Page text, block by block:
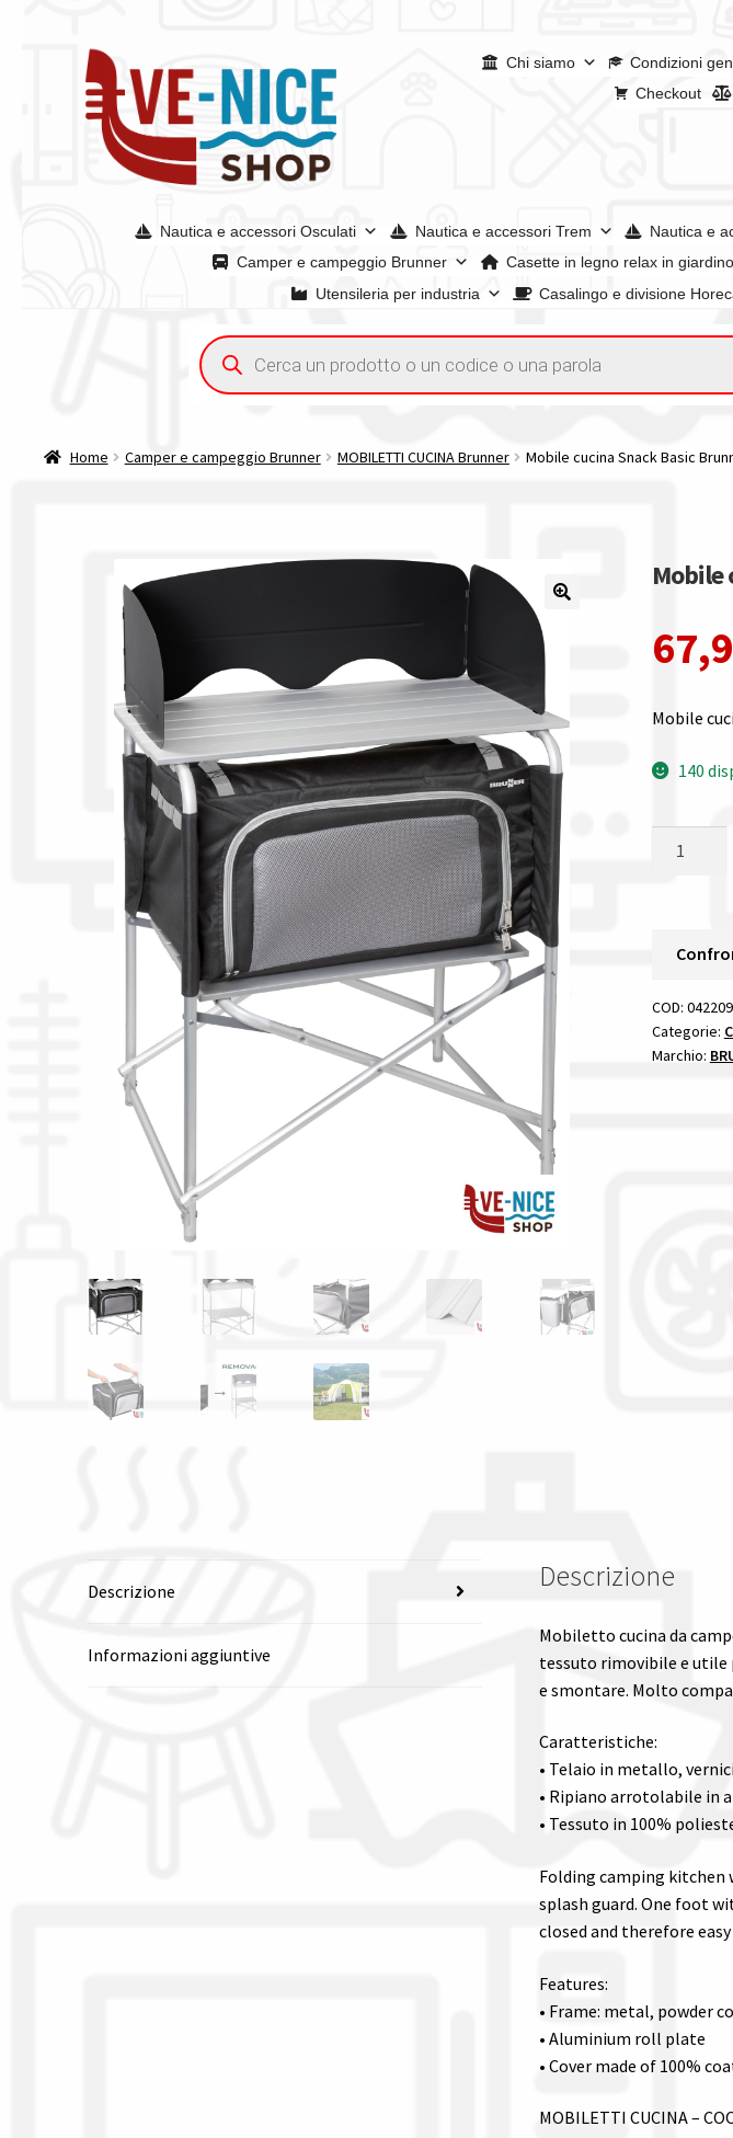
alla
navigazione
contenuto
Chi siamo Condizioni
Checkout
Nautica e accessori Osculati Nautica e accessori Trem Nautica e
Camper e campeggio Brunner
Casette in legno relax in giardino
Utensileria per industria
Casalingo e divisione
Acquisto iva 4% (agevolata)Chi siamoCondizioni generaliConfrontaConfrontaI
Spedizioni in europaSpedizioni in italiaTutte le categorie dei prodottiWishlistCheckout
Ricerca
prodotti
Home Camper e campeggio Brunner MOBILETTI CUCINA Brunner Mobile cucina Snack Basic
Mobile
Mobile
140
Brunner
CUCINA
quantità
COD:
Categorie:
Marchio:
Descrizione
Informazioni aggiuntive
Descrizione
Mobiletto cucina da
tessuto rimovibile e utile
e smontare. Molto
Caratteristiche:
• Telaio in metallo,
• Ripiano arrotolabile in
• Tessuto in 100%
Folding camping kitchen
splash guard. One foot
closed and therefore
Features:
• Frame: metal, powder
• Aluminium roll plate
• Cover made of 100%
MOBILETTI CUCINA –